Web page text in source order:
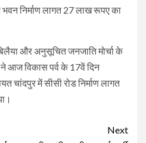
भवन निर्माण लागत 27 लाख रूपए का
और अनुसूचित जनजाति मोर्चा के
आज विकास पर्व के 17वें दिन
चांदपुर में सीसी रोड निर्माण लागत
Next